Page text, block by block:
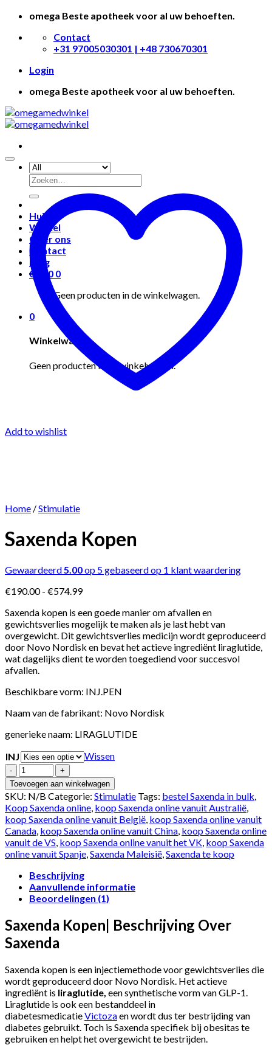
Skip
content
omega Beste apotheek voor al uw behoeften.
Contact
+31 97005030301 | +48 730670301
Login
omega Beste apotheek voor al uw behoeften.
Huis
Winkel
Over ons
Contact
Blog
€
0.00 0
Geen producten in de winkelwagen.
0
Winkelwagen
Geen producten in de winkelwagen.
Add to wishlist
Home /Stimulatie
Saxenda Kopen
Gewaardeerd5.00op 5 gebaseerd op 1 klant waardering
€190.00 - €574.99Prijsklasse:
tot
€574.99
Saxenda kopen is een goede manier om afvallen en
gewichtsverlies mogelijk te maken als je last hebt van
overgewicht. Dit gewichtsverlies medicijn wordt geproduceerd
door Novo Nordisk en bevat het actieve ingrediënt liraglutide,
wat dagelijks dient te worden toegediend voor succesvol
afvallen.
Beschikbare vorm: INJ.PEN
Naam van de fabrikant: Novo Nordisk
generieke naam: LIRAGLUTIDE
INJ
Wissen
Aantal
Toevoegen aan winkelwagen
SKU: N/B Categorie: Stimulatie Tags: bestel Saxenda in bulk,
Koop Saxenda online, koop Saxenda online vanuit Australië,
koop Saxenda online vanuit België, koop Saxenda online vanuit
Canada, koop Saxenda online vanuit China, koop Saxenda online
vanuit de VS, koop Saxenda online vanuit het VK, koop Saxenda
online vanuit Spanje,Saxenda Maleisië,Saxenda te koop
Beschrijving
Aanvullende informatie
Beoordelingen (1)
Saxenda Kopen| Beschrijving Over
Saxenda
Saxenda kopen is een injectiemethode voor gewichtsverlies die
wordt geproduceerd door Novo Nordisk. Het actieve
ingrediënt is liraglutide, een synthetische vorm van GLP-1.
Liraglutide is ook een bestanddeel in
diabetesmedicatieVictozaen wordt dus ter bestrijding van
diabetes gebruikt. Toch is Saxenda specifiek bij obesitas te
gebruiken en helpt het overgewicht te bestrijden.